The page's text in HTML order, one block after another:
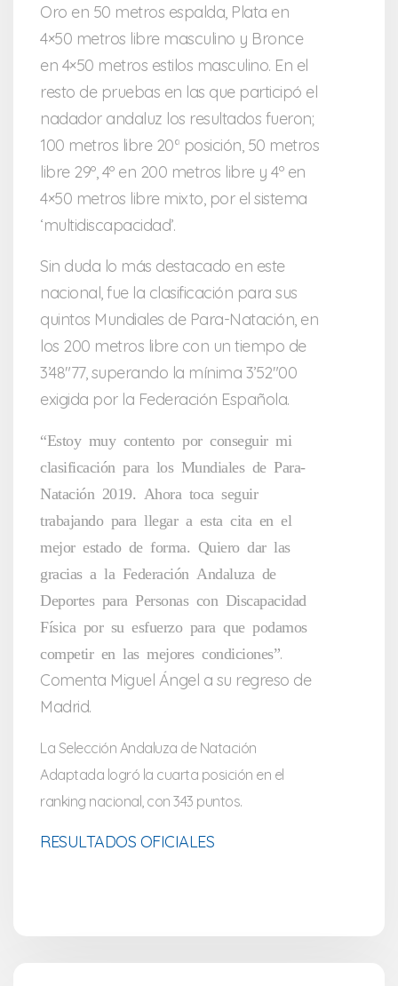
Oro en 50 metros espalda, Plata en
4×50 metros libre masculino y Bronce
en 4×50 metros estilos masculino. En el
resto de pruebas en las que participó el
nadador andaluz los resultados fueron;
100 metros libre 20ª posición, 50 metros
libre 29º, 4º en 200 metros libre y 4º en
4×50 metros libre mixto, por el sistema
‘multidiscapacidad’.
Sin duda lo más destacado en este
nacional, fue la clasificación para sus
quintos Mundiales de Para-Natación, en
los 200 metros libre con un tiempo de
3’48″77, superando la mínima 3’52″00
exigida por la Federación Española.
“Estoy muy contento por conseguir mi
clasificación para los Mundiales de Para-
Natación 2019. Ahora toca seguir
trabajando para llegar a esta cita en el
mejor estado de forma. Quiero dar las
gracias a la Federación Andaluza de
Deportes para Personas con Discapacidad
Física por su esfuerzo para que podamos
competir en las mejores condiciones”.
Comenta Miguel Ángel a su regreso de
Madrid.
La Selección Andaluza de Natación
Adaptada logró la cuarta posición en el
ranking nacional, con 343 puntos.
RESULTADOS OFICIALES